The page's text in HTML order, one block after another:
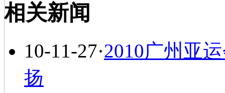
相关新闻
10-11-27·2010广州亚
扬